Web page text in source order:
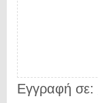
Εγγραφή σε: